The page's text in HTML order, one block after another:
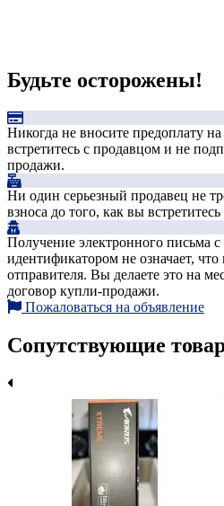
Будьте осторожены!
Никогда не вносите предоплату
встретитесь с продавцом и не
продажи.
Ни один серьезный продавец не
взноса до того, как вы встретитесь
Получение электронного письма
идентификатором не означает,
отправителя. Вы делаете это на
договор купли-продажи.
Пожаловаться на объявление
Сопутствующие